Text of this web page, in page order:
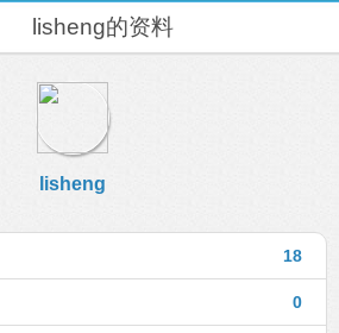
lisheng的资料
lisheng
18
0